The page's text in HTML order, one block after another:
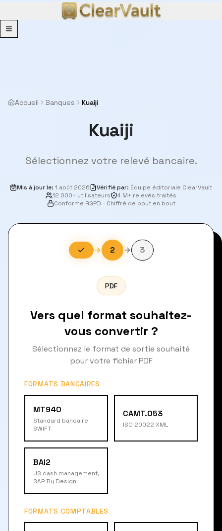
Menu
Accueil Banques Kuaiji
Kuaiji
Sélectionnez votre relevé bancaire.
Mis à jour le: 1 août 2026 Vérifié par: Équipe éditoriale ClearVault
12 000+ utilisateurs
4 M+ relevés traités
Conforme RGPD · Chiffré de bout en bout
2 3
PDF
Vers quel format souhaitez-
vous convertir ?
Sélectionnez le format de sortie souhaité
pour votre fichier PDF
FORMATS BANCAIRES
MT940
Standard bancaire
SWIFT
CAMT.053
ISO 20022 XML
BAI2
US cash management,
SAP By Design
FORMATS COMPTABLES